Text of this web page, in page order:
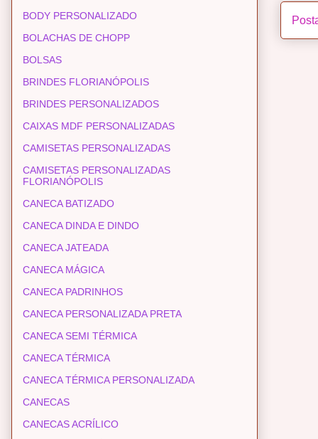
BODY PERSONALIZADO
BOLACHAS DE CHOPP
BOLSAS
BRINDES FLORIANÓPOLIS
BRINDES PERSONALIZADOS
CAIXAS MDF PERSONALIZADAS
CAMISETAS PERSONALIZADAS
CAMISETAS PERSONALIZADAS
FLORIANÓPOLIS
CANECA BATIZADO
CANECA DINDA E DINDO
CANECA JATEADA
CANECA MÁGICA
CANECA PADRINHOS
CANECA PERSONALIZADA PRETA
CANECA SEMI TÉRMICA
CANECA TÉRMICA
CANECA TÉRMICA PERSONALIZADA
CANECAS
CANECAS ACRÍLICO